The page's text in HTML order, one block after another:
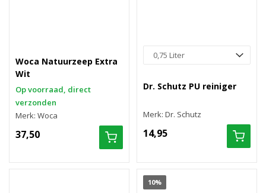
Woca Natuurzeep Extra
Wit
Op voorraad, direct
verzonden
Merk: Woca
37,50
Dr. Schutz PU reiniger
Merk: Dr. Schutz
14,95
10%